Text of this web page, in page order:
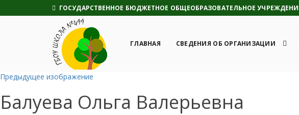
ГОСУДАРСТВЕННОЕ БЮДЖЕТНОЕ ОБЩЕОБРАЗОВАТЕЛЬНОЕ
ГЛАВНАЯ СВЕДЕНИЯ ОБ ОРГАНИЗАЦИИ
Предыдущее изображение
Балуева Ольга Валерьевна